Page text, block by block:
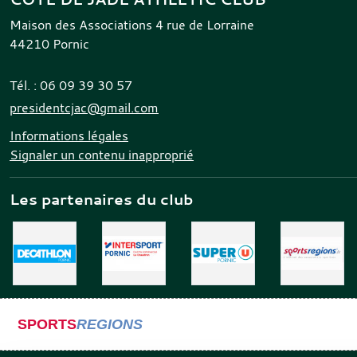
Maison des Associations 4 rue de Lorraine
44210 Pornic
Tél. : 06 09 39 30 57
presidentcjac@gmail.com
Informations légales
Signaler un contenu inapproprié
Les partenaires du club
SPORTSREGIONS